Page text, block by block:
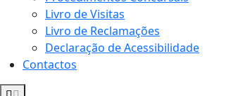
Livro de Visitas
Livro de Reclamações
Declaração de Acessibilidade
Contactos